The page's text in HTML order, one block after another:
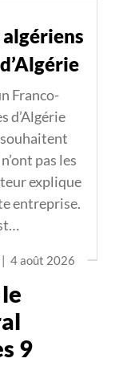
Franco-
d’Algérie
pas les
explique
entreprise.
| 4 août 2026
9